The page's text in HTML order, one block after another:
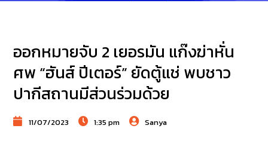
ออกหมายจับ 2 เยอรมัน แก๊งฆ่าหั่น
ศพ “ฮันส์ ปีเตอร์” ยัดตู้แช่ พบชาว
ปากีสถานมีส่วนร่วมด้วย
11/07/2023 1:35 pm Sanya